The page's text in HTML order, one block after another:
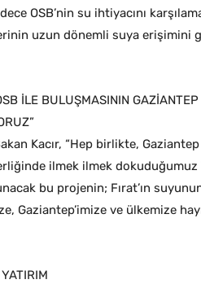
OSB’nin su ihtiyacını
uzun dönemli suya erişimini
İLE BULUŞMASININ
Kacır, “Hep birlikte,
ilmek ilmek
bu projenin; Fırat’ın
Gaziantep’imize ve ülkemize